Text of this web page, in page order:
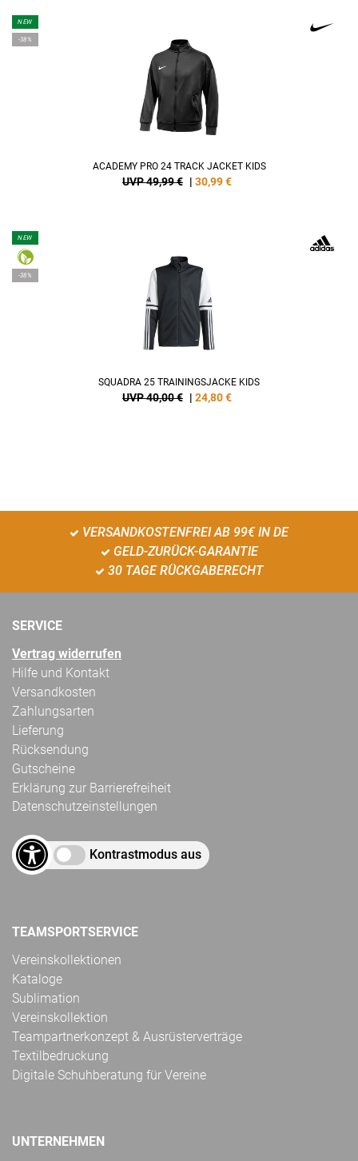
NEW
-38%
ACADEMY PRO 24 TRACK JACKET KIDS
UVP 49,99 € | 30,99€
NEW
-38%
SQUADRA 25 TRAININGSJACKE KIDS
UVP 40,00 € | 24,80€
VERSANDKOSTENFREI AB 99€ IN DE
GELD-ZURÜCK-GARANTIE
30 TAGE RÜCKGABERECHT
SERVICE
Vertrag widerrufen
Hilfe und Kontakt
Versandkosten
Zahlungsarten
Lieferung
Rücksendung
Gutscheine
Erklärung zur Barrierefreiheit
Datenschutzeinstellungen
Kontrastmodus aus
TEAMSPORTSERVICE
Vereinskollektionen
Kataloge
Sublimation
Vereinskollektion
Teampartnerkonzept & Ausrüsterverträge
Textilbedruckung
Digitale Schuhberatung für Vereine
UNTERNEHMEN